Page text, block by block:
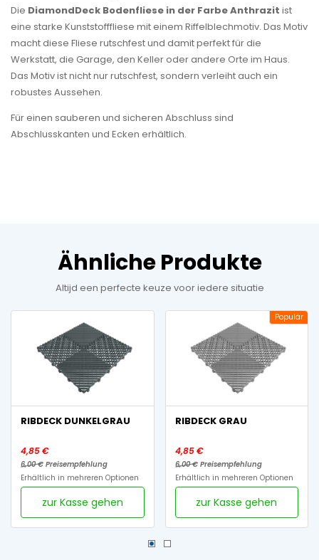
Die DiamondDeck Bodenfliese in der Farbe Anthrazit ist
eine starke Kunststofffliese mit einem Riffelblechmotiv. Das Motiv
macht diese Fliese rutschfest und damit perfekt für die
Werkstatt, die Garage, den Keller oder andere Orte im Haus.
Das Motiv ist nicht nur rutschfest, sondern verleiht auch ein
robustes Aussehen.
Für einen sauberen und sicheren Abschluss sind
Abschlusskanten und Ecken erhältlich.
Ähnliche Produkte
Altijd een perfecte keuze voor iedere situatie
RIBDECK DUNKELGRAU
4,85 €
6,00 € Preisempfehlung
Erhältlich in mehreren Optionen
zur Kasse gehen
Populär
RIBDECK GRAU
4,85 €
6,00 €Preisempfehlung
Erhältlich in mehreren Optionen
zur Kasse gehen